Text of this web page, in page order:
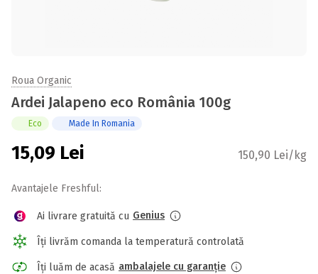
Roua Organic
Ardei Jalapeno eco România 100g
Eco Made In Romania
15,09 Lei 150,90 Lei/kg
Avantajele Freshful:
Ai livrare gratuită cu Genius
Îți livrăm comanda la temperatură controlată
Îți luăm de acasă ambalajele cu garanție